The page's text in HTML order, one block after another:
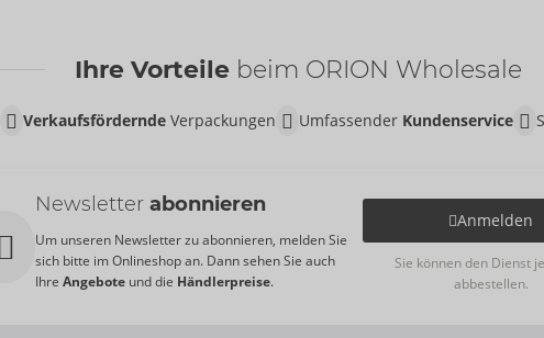
Ihre Vorteile beim ORION Wholesale
VerkaufsförderndeVerpackungen Umfassender Kundenservice
Newsletter abonnieren
Um unseren Newsletter zu abonnieren, melden Sie
sich bitte im Onlineshop an. Dann sehen Sie auch
Ihre Angebote und die Händlerpreise.
Anmelden
Sie können den Dienst
abbestellen.